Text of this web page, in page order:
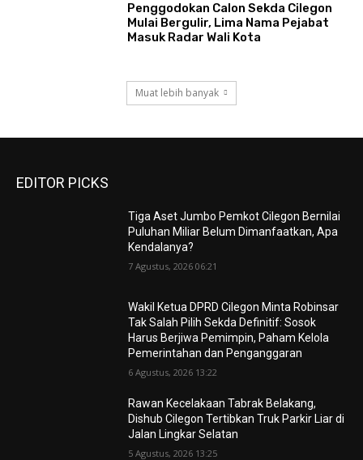
Penggodokan Calon Sekda Cilegon
Mulai Bergulir, Lima Nama Pejabat
Masuk Radar Wali Kota
Muat lebih banyak
EDITOR PICKS
Tiga Aset Jumbo Pemkot Cilegon Bernilai
Puluhan Miliar Belum Dimanfaatkan, Apa
Kendalanya?
7 Agustus, 2026 06:21
Wakil Ketua DPRD Cilegon Minta Robinsar
Tak Salah Pilih Sekda Definitif: Sosok
Harus Berjiwa Pemimpin, Paham Kelola
Pemerintahan dan Penganggaran
6 Agustus, 2026 13:22
Rawan Kecelakaan Tabrak Belakang,
Dishub Cilegon Tertibkan Truk Parkir Liar di
Jalan Lingkar Selatan
5 Agustus, 2026 13:25